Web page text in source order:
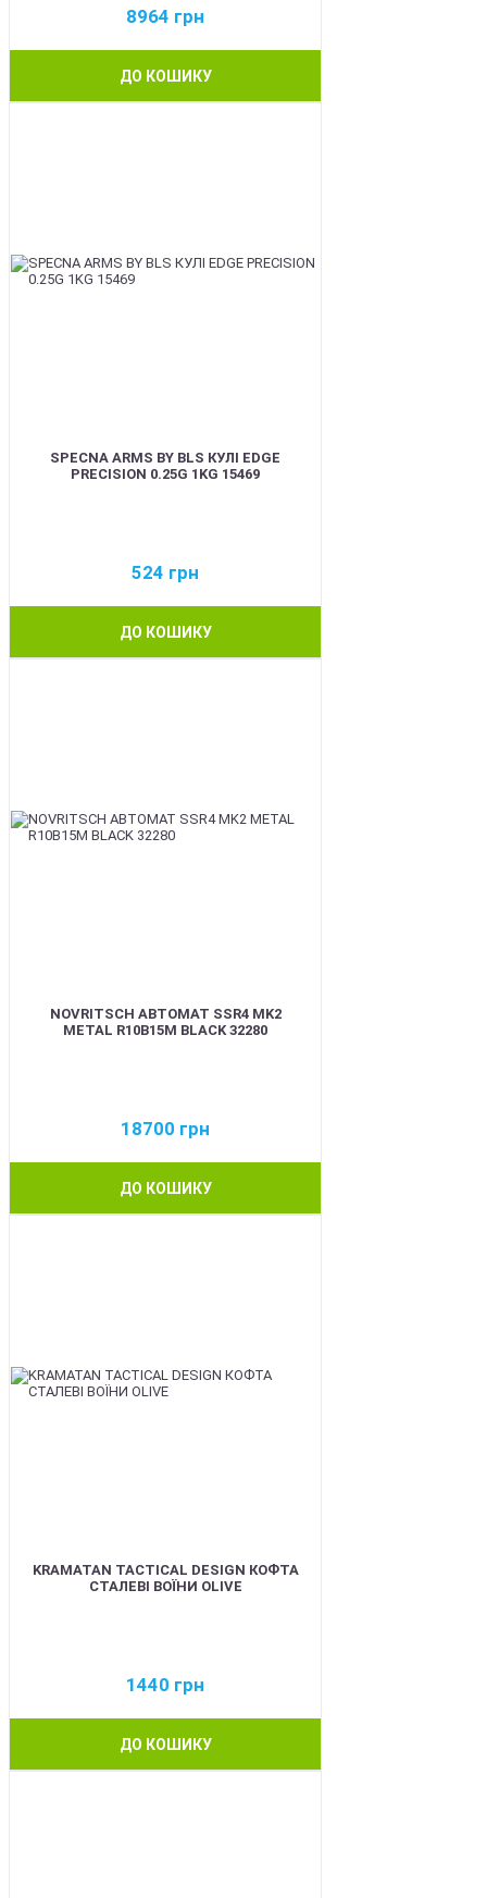
8964 грн
ДО КОШИКУ
SPECNA ARMS BY BLS КУЛІ EDGE
PRECISION 0.25G 1KG 15469
524 грн
ДО КОШИКУ
NOVRITSCH АВТОМАТ SSR4 MK2
METAL R10B15M BLACK 32280
18700 грн
ДО КОШИКУ
KRAMATAN TACTICAL DESIGN КОФТА
СТАЛЕВІ ВОЇНИ OLIVE
1440 грн
ДО КОШИКУ